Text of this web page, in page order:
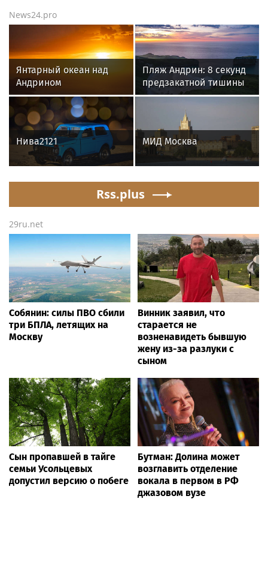
News24.pro
Янтарный океан над
Андрином
Пляж Андрин: 8 секунд
предзакатной тишины
Нива2121 МИД Москва
Rss.plus
29ru.net
Собянин: силы ПВО сбили
три БПЛА, летящих на
Москву
Винник заявил, что
старается не
возненавидеть бывшую
жену из-за разлуки с
сыном
Сын пропавшей в тайге
семьи Усольцевых
допустил версию о побеге
Бутман: Долина может
возглавить отделение
вокала в первом в РФ
джазовом вузе